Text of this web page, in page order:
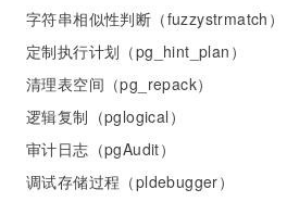
字符串相似性判断（fuzzystrmatch）
定制执行计划（pg_hint_plan）
清理表空间（pg_repack）
逻辑复制（pglogical）
审计日志（pgAudit）
调试存储过程（pldebugger）